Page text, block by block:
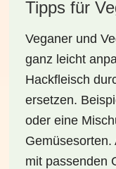
Tipps für
Veganer und
ganz leicht
Hackfleisch
ersetzen.
oder eine
mit passenden